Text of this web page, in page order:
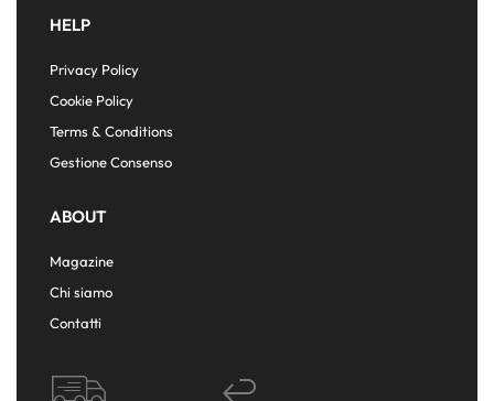
HELP
Privacy Policy
Cookie Policy
Terms & Conditions
Gestione Consenso
ABOUT
Magazine
Chi siamo
Contatti